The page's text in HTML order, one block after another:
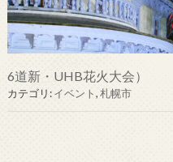
6道新・UHB花火大会）
カテゴリ:イベント,札幌市